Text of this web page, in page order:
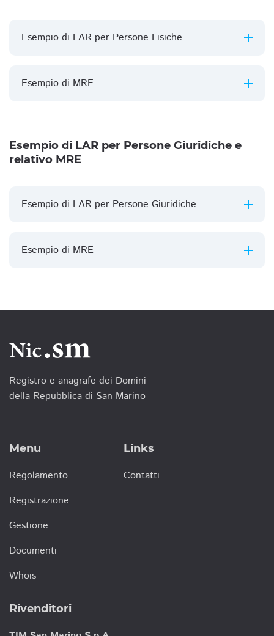
Esempio di LAR per Persone Fisiche
Esempio di MRE
Esempio di LAR per Persone Giuridiche e
relativo MRE
Esempio di LAR per Persone Giuridiche
Esempio di MRE
Registro e anagrafe dei Domini
della Repubblica di San Marino
Menu
Regolamento
Registrazione
Gestione
Documenti
Whois
Links
Contatti
Rivenditori